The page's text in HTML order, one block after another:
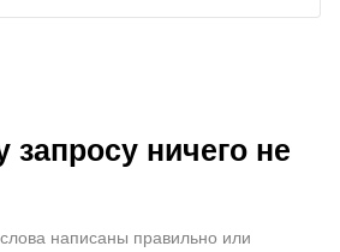
ничего не
написаны правильно или